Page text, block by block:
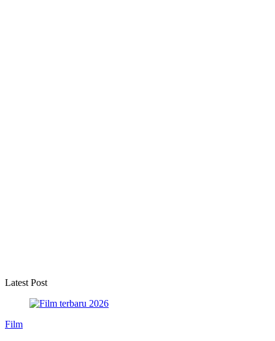
Latest Post
Film